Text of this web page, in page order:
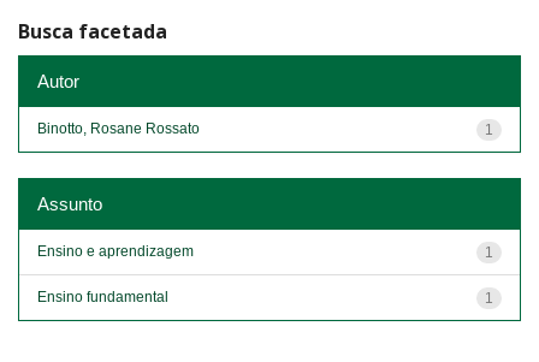
Busca facetada
Autor
1
Binotto, Rosane Rossato
Assunto
1
Ensino e aprendizagem
1
Ensino fundamental